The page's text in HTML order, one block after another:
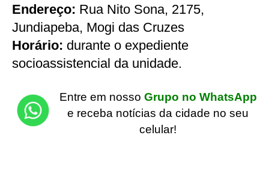
Endereço: Rua Nito Sona, 2175,
Jundiapeba, Mogi das Cruzes
Horário: durante o expediente
socioassistencial da unidade.
Entre em nosso Grupo no WhatsApp
e receba notícias da cidade no seu
celular!